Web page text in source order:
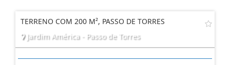
TERRENO COM 200 M², PASSO DE TORRES
Jardim América - Passo de Torres